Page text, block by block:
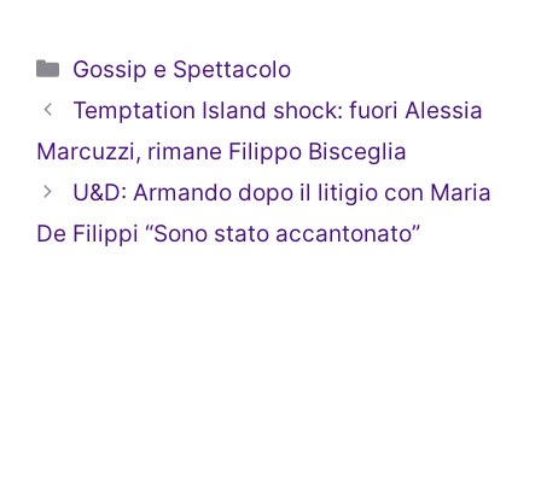
Categorie
Gossip e Spettacolo
Temptation Island shock: fuori Alessia
Marcuzzi, rimane Filippo Bisceglia
U&D: Armando dopo il litigio con Maria
De Filippi “Sono stato accantonato”